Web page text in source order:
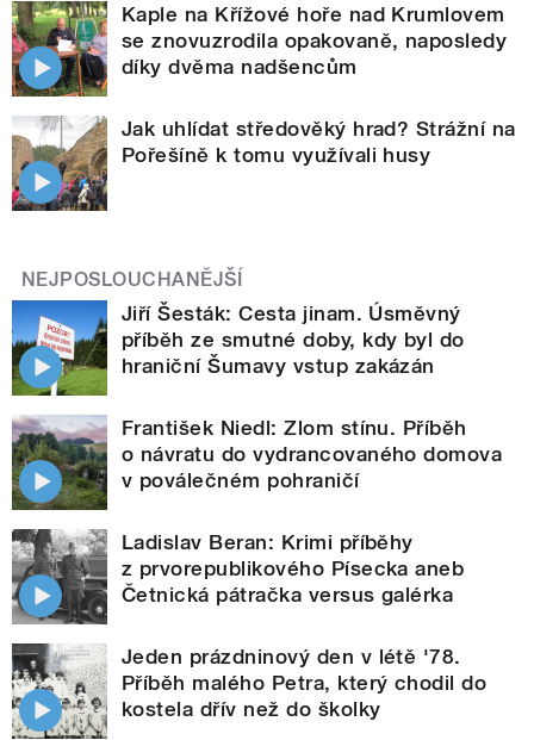
Kaple na Křížové hoře nad Krumlovem
se znovuzrodila opakovaně, naposledy
díky dvěma nadšencům
Jak uhlídat středověký hrad? Strážní na
Pořešíně k tomu využívali husy
NEJPOSLOUCHANĚJŠÍ
Jiří Šesták: Cesta jinam. Úsměvný
příběh ze smutné doby, kdy byl do
hraniční Šumavy vstup zakázán
František Niedl: Zlom stínu. Příběh
o návratu do vydrancovaného domova
v poválečném pohraničí
Ladislav Beran: Krimi příběhy
z prvorepublikového Písecka aneb
Četnická pátračka versus galérka
Jeden prázdninový den v létě '78.
Příběh malého Petra, který chodil do
kostela dřív než do školky